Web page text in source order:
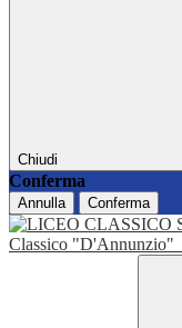
Chiudi
Conferma
Annulla Conferma
Classico "D'Annunzio"